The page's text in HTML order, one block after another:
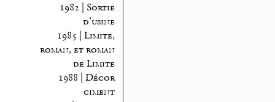
1982 | Sortie
d’usine
1985 | Limite,
roman, et roman
de Limite
1988 | Décor
ciment